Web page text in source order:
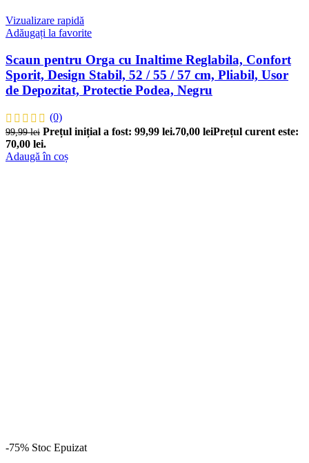
Vizualizare rapidă
Adăugați la favorite
Scaun pentru Orga cu Inaltime Reglabila, Confort
Sporit, Design Stabil, 52 / 55 / 57 cm, Pliabil, Usor
de Depozitat, Protectie Podea, Negru
(0)
99,99lei Prețul inițial a fost: 99,99 lei.70,00 leiPrețul curent este:
70,00 lei.
Adaugă în coș
-75% Stoc Epuizat